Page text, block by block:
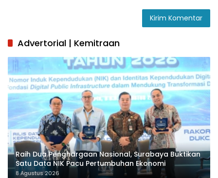
Advertorial | Kemitraan
Raih Dua Penghargaan Nasional, Surabaya Buktikan
Satu Data NIK Pacu Pertumbuhan Ekonomi
8 Agustus 2026